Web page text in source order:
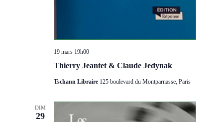
Thierry Jeantet & Claude Jedynak
19 mars 19h00
Tschann Libraire 125 boulevard du Montparnasse, Paris
DIM
29